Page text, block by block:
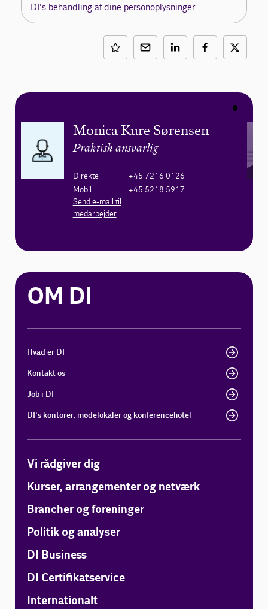
DI's behandling af dine personoplysninger
Monica Kure Sørensen
Praktisk ansvarlig
Direkte
+45 7216 0126
Mobil
+45 5218 5917
Send e-mail til
medarbejder
OM DI
Hvad er DI
Kontakt os
Job i DI
DI's kontorer, mødelokaler og konferencehotel
Vi rådgiver dig
Kurser, arrangementer og netværk
Brancher og foreninger
Politik og analyser
DI Business
DI Certifikatservice
Internationalt